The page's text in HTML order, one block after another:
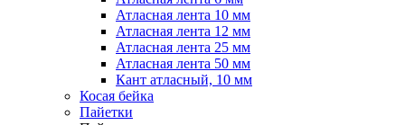
Атласная лента 10 мм
Атласная лента 12 мм
Атласная лента 25 мм
Атласная лента 50 мм
Кант атласный, 10 мм
Косая бейка
Пайетки